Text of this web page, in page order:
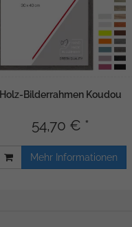
Holz-Bilderrahmen Koudou
54,70 € *
Mehr Informationen